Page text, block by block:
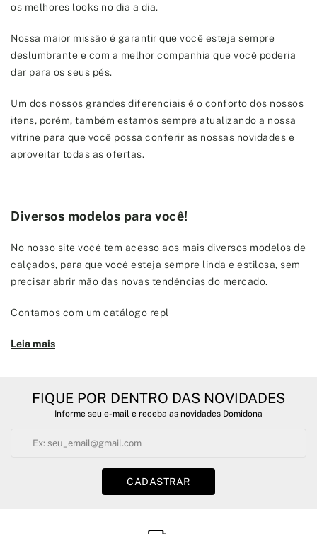
os melhores looks no dia a dia.
Nossa maior missão é garantir que você esteja sempre
deslumbrante e com a melhor companhia que você poderia
dar para os seus pés.
Um dos nossos grandes diferenciais é o conforto dos nossos
itens, porém, também estamos sempre atualizando a nossa
vitrine para que você possa conferir as nossas novidades e
aproveitar todas as ofertas.
Diversos modelos para você!
No nosso site você tem acesso aos mais diversos modelos de
calçados, para que você esteja sempre linda e estilosa, sem
precisar abrir mão das novas tendências do mercado.
Contamos com um catálogo repl
Leia mais
FIQUE POR DENTRO DAS NOVIDADES
Informe seu e-mail e receba as novidades Domidona
CADASTRAR